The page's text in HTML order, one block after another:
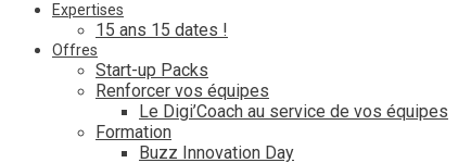
Expertises
15 ans 15 dates !
Offres
Start-up Packs
Renforcer vos équipes
Le Digi’Coach au service de vos équipes
Formation
Buzz Innovation Day